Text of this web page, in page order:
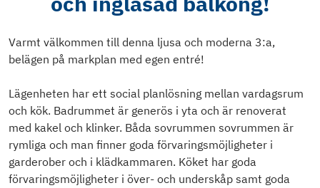
Varmt välkommen till denna ljusa och moderna 3:a,
belägen på markplan med egen entré!
Lägenheten har ett social planlösning mellan vardagsrum
och kök. Badrummet är generös i yta och är renoverat
med kakel och klinker. Båda sovrummen sovrummen är
rymliga och man finner goda förvaringsmöjligheter i
garderober och i klädkammaren. Köket har goda
förvaringsmöjligheter i över- och underskåp samt goda